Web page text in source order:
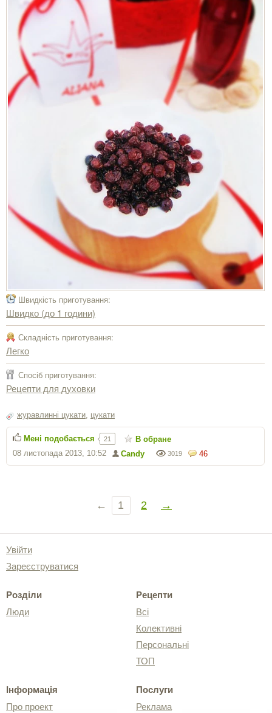
Швидкість приготування:
Швидко (до 1 години)
Складність приготування:
Легко
Спосіб приготування:
Рецепти для духовки
журавлинні цукати цукати
46
3019
Candy
08 листопада 2013, 10:52
Мені подобається 21 В обране
← 1 2 →
Увійти
Зареєструватися
Розділи
Люди
Рецепти
Всі
Колективні
Персональні
ТОП
Інформація
Про проект
Послуги
Реклама